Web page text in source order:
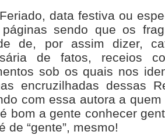
data festiva ou
sendo que os
de, por assim dizer,
de fatos, receios
sob os quais nos
encruzilhadas dessas
com essa autora a
bom a gente conhecer
de “gente”, mesmo!